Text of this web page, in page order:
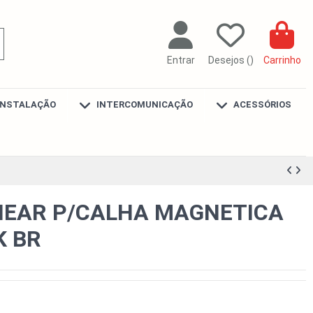
Entrar Desejos () Carrinho
INTERCOMUNICAÇÃO ACESSÓRIOS
P/CALHA MAGNETICA
BR